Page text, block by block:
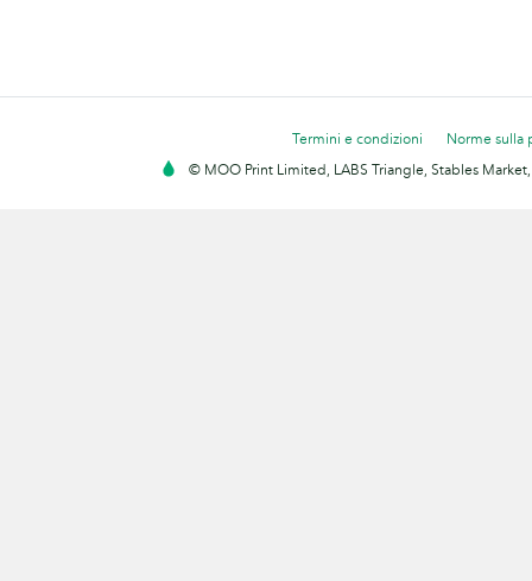
Termini e condizioni
Norme sulla
© MOO Print Limited, LABS Triangle, Stables